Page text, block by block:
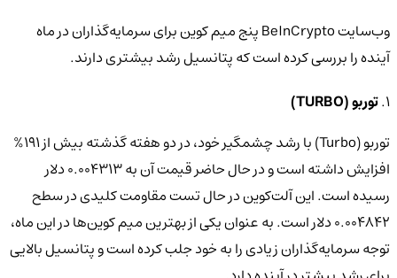
وب‌سایت BeInCrypto پنج میم کوین برای سرمایه‌گذاران در ماه
آینده را بررسی کرده است که پتانسیل رشد بیشتری دارند.
توربو (TURBO)
توربو (Turbo) با رشد چشمگیر خود، در دو هفته گذشته بیش از 191%
افزایش داشته است و در حال حاضر قیمت آن به 0.004313 دلار
رسیده است. این آلت‌کوین در حال تست مقاومت کلیدی در سطح
0.004842 دلار است. به عنوان یکی از بهترین میم کوین‌ها در این ماه،
توجه سرمایه‌گذاران زیادی را به خود جلب کرده است و پتانسیل بالایی